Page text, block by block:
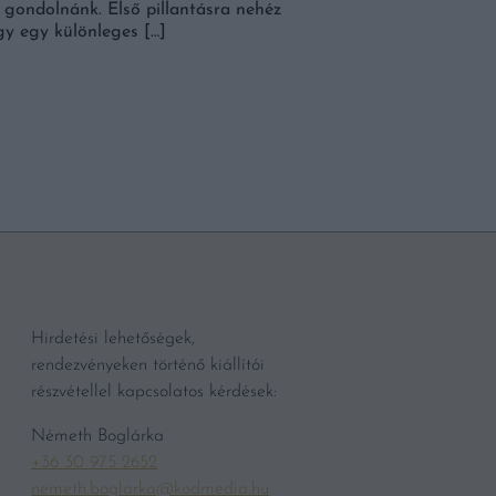
Első pillantásra nehéz
egy különleges […]
Hirdetési lehetőségek,
rendezvényeken történő kiállítói
részvétellel kapcsolatos kérdések:
Németh Boglárka
+36 30 975 2652
nemeth.boglarka@kodmedia.hu